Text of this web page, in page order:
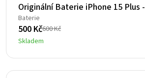
Originální Baterie iPhone 15 Plus
Baterie
600Kč
Původní
cena
byla:
600 Kč.
500 Kč
Aktuální
cena
je:
500 Kč.
Skladem